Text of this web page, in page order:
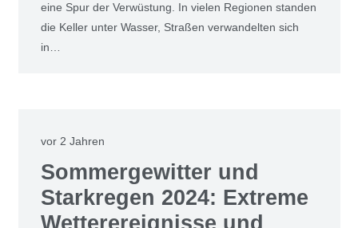
eine Spur der Ver­wüs­tung. In vie­len Regio­nen stan­den
die Kel­ler unter Was­ser, Stra­ßen ver­wan­del­ten sich
in…
vor 2 Jahren
Som­mer­ge­wit­ter und
Stark­re­gen 2024: Extre­me